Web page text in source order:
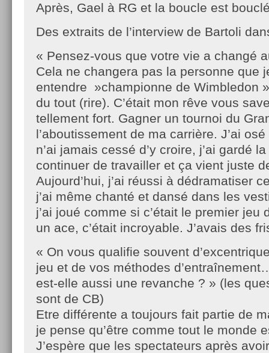
Après, Gael à RG et la boucle est
Des extraits de l’interview de Bartoli
« Pensez-vous que votre vie a changé
Cela ne changera pas la personne que
entendre »championne de Wimbledon
du tout (rire). C’était mon rêve vous
tellement fort. Gagner un tournoi du
l’aboutissement de ma carrière. J’ai
n’ai jamais cessé d’y croire, j’ai gardé
continuer de travailler et ça vient juste
Aujourd’hui, j’ai réussi à dédramatiser
j’ai même chanté et dansé dans les
j’ai joué comme si c’était le premier jeu
un ace, c’était incroyable. J’avais des
« On vous qualifie souvent
jeu et de vos méthodes
est-elle aussi une revanche ? » (les
sont de CB)
Etre différente a toujours fait partie de
je pense qu’être comme tout le monde
J’espère que les spectateurs après